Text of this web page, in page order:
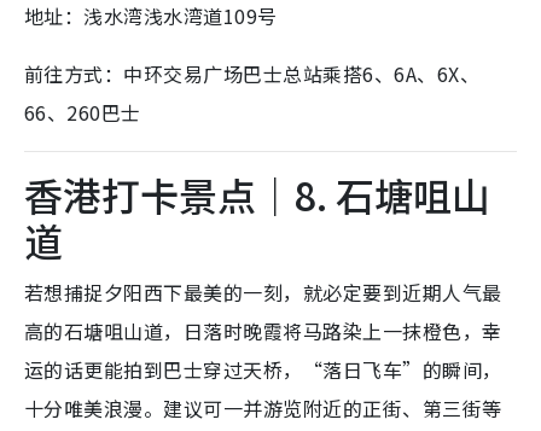
地址：浅水湾浅水湾道109号
前往方式：中环交易广场巴士总站乘搭6、6A、6X、
66、260巴士
香港打卡景点｜8. 石塘咀山
道
若想捕捉夕阳西下最美的一刻，就必定要到近期人气最
高的石塘咀山道，日落时晚霞将马路染上一抹橙色，幸
运的话更能拍到巴士穿过天桥，“落日飞车”的瞬间，
十分唯美浪漫。建议可一并游览附近的正街、第三街等